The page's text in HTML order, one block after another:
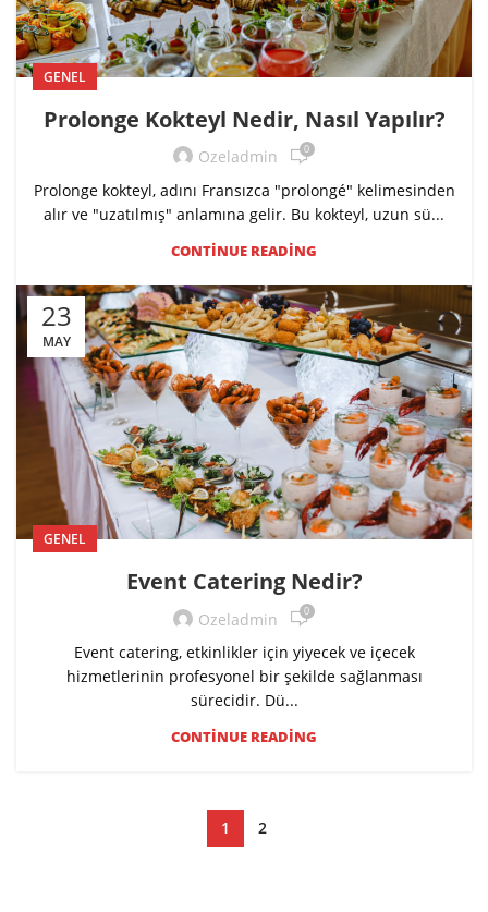
GENEL
Prolonge Kokteyl Nedir, Nasıl Yapılır?
Ozeladmin 0
Prolonge kokteyl, adını Fransızca "prolongé" kelimesinden
alır ve "uzatılmış" anlamına gelir. Bu kokteyl, uzun sü...
CONTINUE READING
23
MAY
GENEL
Event Catering Nedir?
Ozeladmin 0
Event catering, etkinlikler için yiyecek ve içecek
hizmetlerinin profesyonel bir şekilde sağlanması
sürecidir. Dü...
CONTINUE READING
1 2